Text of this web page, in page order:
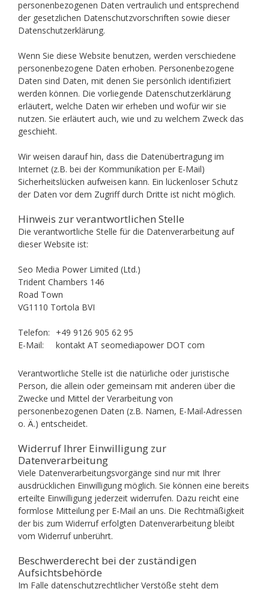
personenbezogenen Daten vertraulich und entsprechend
der gesetzlichen Datenschutzvorschriften sowie dieser
Datenschutzerklärung.
Wenn Sie diese Website benutzen, werden verschiedene
personenbezogene Daten erhoben. Personenbezogene
Daten sind Daten, mit denen Sie persönlich identifiziert
werden können. Die vorliegende Datenschutzerklärung
erläutert, welche Daten wir erheben und wofür wir sie
nutzen. Sie erläutert auch, wie und zu welchem Zweck das
geschieht.
Wir weisen darauf hin, dass die Datenübertragung im
Internet (z.B. bei der Kommunikation per E-Mail)
Sicherheitslücken aufweisen kann. Ein lückenloser Schutz
der Daten vor dem Zugriff durch Dritte ist nicht möglich.
Hinweis zur verantwortlichen Stelle
Die verantwortliche Stelle für die Datenverarbeitung auf
dieser Website ist:
Seo Media Power Limited (Ltd.)
Trident Chambers 146
Road Town
VG1110 Tortola BVI
Telefon:
+49 9126 905 62 95
E-Mail:
kontakt AT seomediapower DOT com
Verantwortliche Stelle ist die natürliche oder juristische
Person, die allein oder gemeinsam mit anderen über die
Zwecke und Mittel der Verarbeitung von
personenbezogenen Daten (z.B. Namen, E-Mail-Adressen
o. Ä.) entscheidet.
Widerruf Ihrer Einwilligung zur
Datenverarbeitung
Viele Datenverarbeitungsvorgänge sind nur mit Ihrer
ausdrücklichen Einwilligung möglich. Sie können eine bereits
erteilte Einwilligung jederzeit widerrufen. Dazu reicht eine
formlose Mitteilung per E-Mail an uns. Die Rechtmäßigkeit
der bis zum Widerruf erfolgten Datenverarbeitung bleibt
vom Widerruf unberührt.
Beschwerderecht bei der zuständigen
Aufsichtsbehörde
Im Falle datenschutzrechtlicher Verstöße steht dem